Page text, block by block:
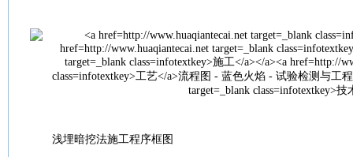
浅埋暗挖法施工程序框图